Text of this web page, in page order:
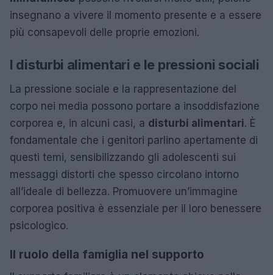
insegnano a vivere il momento presente e a essere
più consapevoli delle proprie emozioni.
I disturbi alimentari e le pressioni sociali
La pressione sociale e la rappresentazione del
corpo nei media possono portare a insoddisfazione
corporea e, in alcuni casi, a disturbi alimentari. È
fondamentale che i genitori parlino apertamente di
questi temi, sensibilizzando gli adolescenti sui
messaggi distorti che spesso circolano intorno
all’ideale di bellezza. Promuovere un’immagine
corporea positiva è essenziale per il loro benessere
psicologico.
Il ruolo della famiglia nel supporto